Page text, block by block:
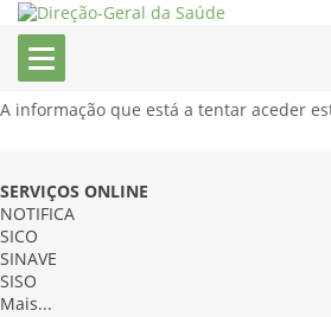
A informação que está a tentar aceder
SERVIÇOS ONLINE
NOTIFICA
SICO
SINAVE
SISO
Mais...